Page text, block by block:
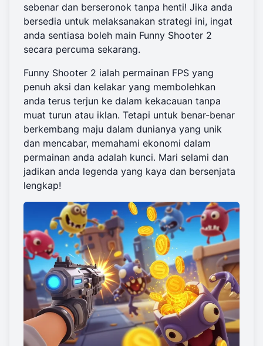
sebenar dan berseronok tanpa henti! Jika anda
bersedia untuk melaksanakan strategi ini, ingat
anda sentiasa boleh main Funny Shooter 2
secara percuma sekarang.
Funny Shooter 2 ialah permainan FPS yang
penuh aksi dan kelakar yang membolehkan
anda terus terjun ke dalam kekacauan tanpa
muat turun atau iklan. Tetapi untuk benar-benar
berkembang maju dalam dunianya yang unik
dan mencabar, memahami ekonomi dalam
permainan anda adalah kunci. Mari selami dan
jadikan anda legenda yang kaya dan bersenjata
lengkap!